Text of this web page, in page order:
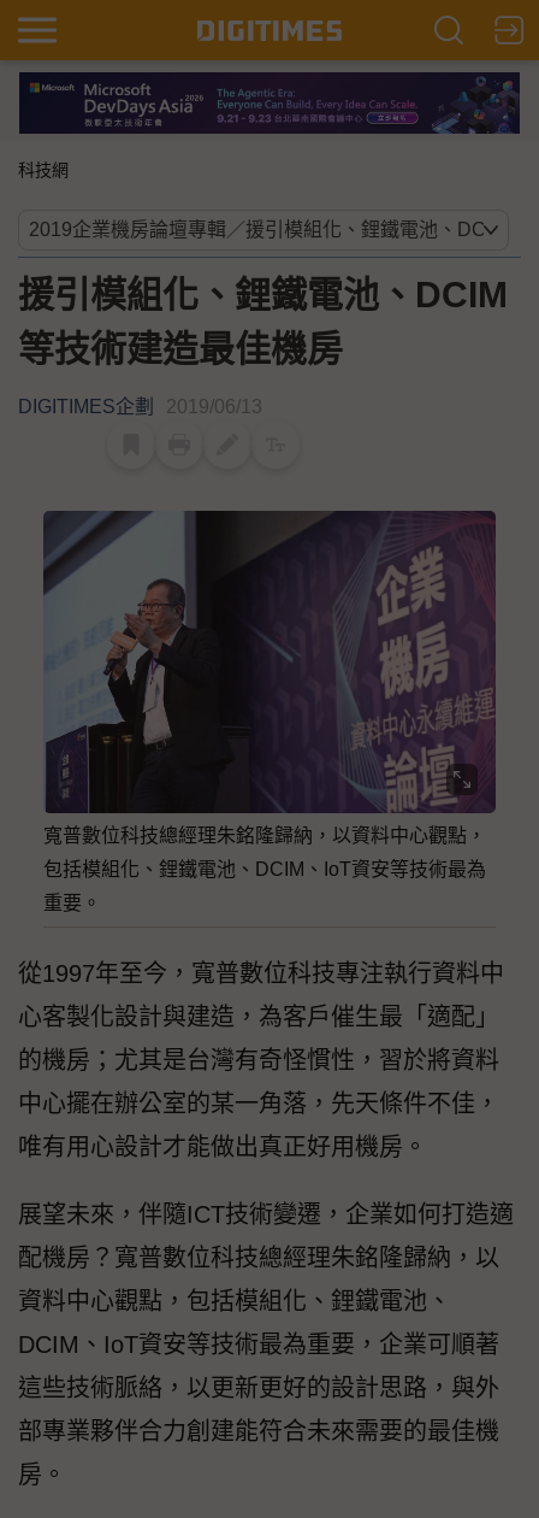
科技網
援引模組化、鋰鐵電池、DCIM
等技術建造最佳機房
DIGITIMES企劃 2019/06/13
寬普數位科技總經理朱銘隆歸納，以資料中心觀點，
包括模組化、鋰鐵電池、DCIM、IoT資安等技術最為
重要。
從1997年至今，寬普數位科技專注執行資料中
心客製化設計與建造，為客戶催生最「適配」
的機房；尤其是台灣有奇怪慣性，習於將資料
中心擺在辦公室的某一角落，先天條件不佳，
唯有用心設計才能做出真正好用機房。
展望未來，伴隨ICT技術變遷，企業如何打造適
配機房？寬普數位科技總經理朱銘隆歸納，以
資料中心觀點，包括模組化、鋰鐵電池、
DCIM、IoT資安等技術最為重要，企業可順著
這些技術脈絡，以更新更好的設計思路，與外
部專業夥伴合力創建能符合未來需要的最佳機
房。